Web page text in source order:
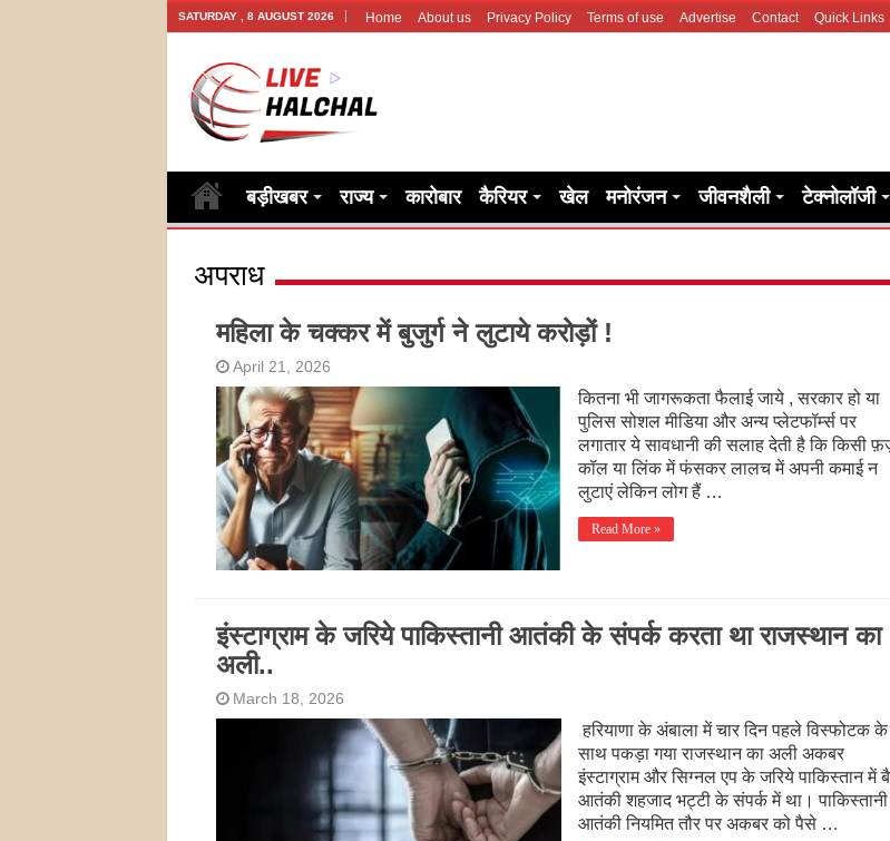
SATURDAY , 8 AUGUST 2026 Home About us Privacy Policy Terms of use Advertise Contact Quick Links
बड़ीखबर राज्य कारोबार कैरियर खेल मनोरंजन जीवनशैली टेक्नोलॉजी
अपराध
महिला के चक्कर में बुजुर्ग ने लुटाये करोड़ों !
April 21, 2026
कितना भी जागरूकता फैलाई जाये , सरकार हो या
पुलिस सोशल मीडिया और अन्य प्लेटफॉर्म्स पर
लगातार ये सावधानी की सलाह देती है कि किसी
कॉल या लिंक में फंसकर लालच में अपनी कमाई न
लुटाएं लेकिन लोग हैं …
Read More »
इंस्टाग्राम के जरिये पाकिस्तानी आतंकी के संपर्क करता था राजस्थान का
अली..
March 18, 2026
हरियाणा के अंबाला में चार दिन पहले विस्फोटक के
साथ पकड़ा गया राजस्थान का अली अकबर
इंस्टाग्राम और सिग्नल एप के जरिये पाकिस्तान में
आतंकी शहजाद भट्टी के संपर्क में था। पाकिस्तानी
आतंकी नियमित तौर पर अकबर को पैसे …